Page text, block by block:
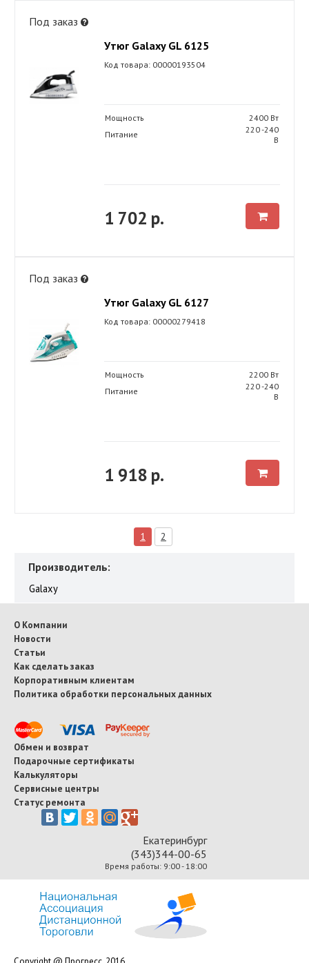
Под заказ
Утюг Galaxy GL 6125
Код товара: 00000193504
Мощность
2400 Вт
Питание
220 -240
В
1 702 р.
Под заказ
Утюг Galaxy GL 6127
Код товара: 00000279418
Мощность
2200 Вт
Питание
220 -240
В
1 918 р.
1 2
Производитель:
Galaxy
О Компании
Новости
Статьи
Как сделать заказ
Корпоративным клиентам
Политика обработки персональных данных
Обмен и возврат
Подарочные сертификаты
Калькуляторы
Сервисные центры
Статус ремонта
Екатеринбург
(343)344-00-65
Время работы: 9:00 - 18:00